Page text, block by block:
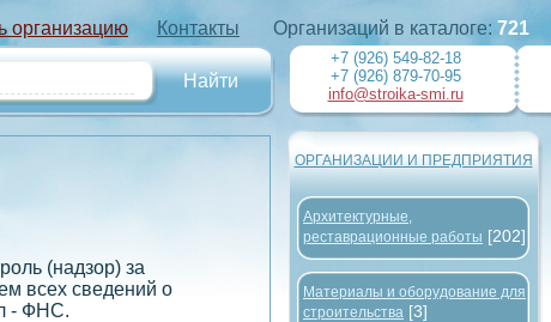
организацию Контакты
(надзор) за
всех сведений о
- ФНС.
Организаций в каталоге: 721
+7 (926) 549-82-18
+7 (926) 879-70-95
info@stroika-smi.ru
ОРГАНИЗАЦИИ И ПРЕДПРИЯТИЯ
Архитектурные,
реставрационные работы [202]
Материалы и оборудование для
строительства [3]